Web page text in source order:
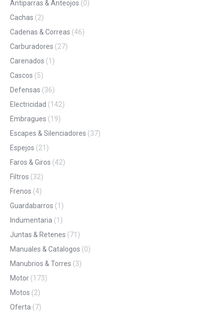
Antiparras & Anteojos (0)
Cachas (2)
Cadenas & Correas (46)
Carburadores (27)
Carenados (1)
Cascos (5)
Defensas (36)
Electricidad (142)
Embragues (19)
Escapes & Silenciadores (37)
Espejos (21)
Faros & Giros (42)
Filtros (32)
Frenos (4)
Guardabarros (1)
Indumentaria (1)
Juntas & Retenes (71)
Manuales & Catalogos (0)
Manubrios & Torres (3)
Motor (173)
Motos (2)
Oferta (7)